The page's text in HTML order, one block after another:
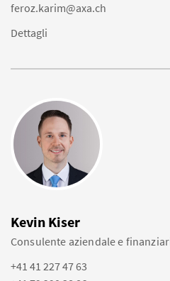
feroz.karim@axa.ch
Dettagli
Kevin Kiser
Consulente aziendale e
+41 41 227 47 63